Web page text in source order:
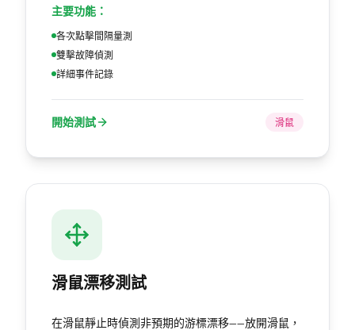
主要功能：
各次點擊間隔量測
雙擊故障偵測
詳細事件記錄
開始測試 滑鼠
滑鼠漂移測試
在滑鼠靜止時偵測非預期的游標漂移——放開滑鼠，